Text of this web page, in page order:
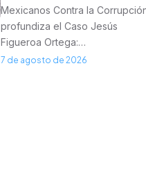
Mexicanos Contra la
profundiza el Caso Jesús
Figueroa Ortega:…
7 de agosto de 2026